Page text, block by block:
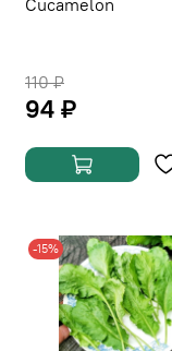
110 ₽
94 ₽
-15%